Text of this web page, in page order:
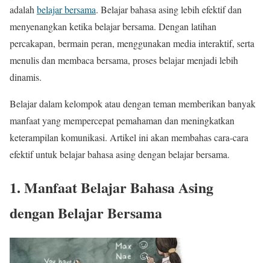
adalah belajar bersama. Belajar bahasa asing lebih efektif dan
menyenangkan ketika belajar bersama. Dengan latihan
percakapan, bermain peran, menggunakan media interaktif, serta
menulis dan membaca bersama, proses belajar menjadi lebih
dinamis.
Belajar dalam kelompok atau dengan teman memberikan banyak
manfaat yang mempercepat pemahaman dan meningkatkan
keterampilan komunikasi. Artikel ini akan membahas cara-cara
efektif untuk belajar bahasa asing dengan belajar bersama.
1. Manfaat Belajar Bahasa Asing
dengan Belajar Bersama